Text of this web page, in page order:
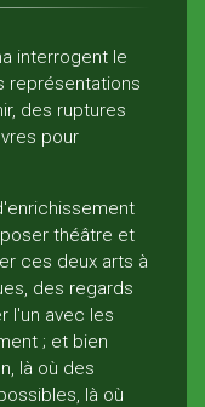
interrogent le
représentations
des ruptures
pour
théâtre et
ces deux arts à
des regards
l'un avec les
; et bien
là où des
là où